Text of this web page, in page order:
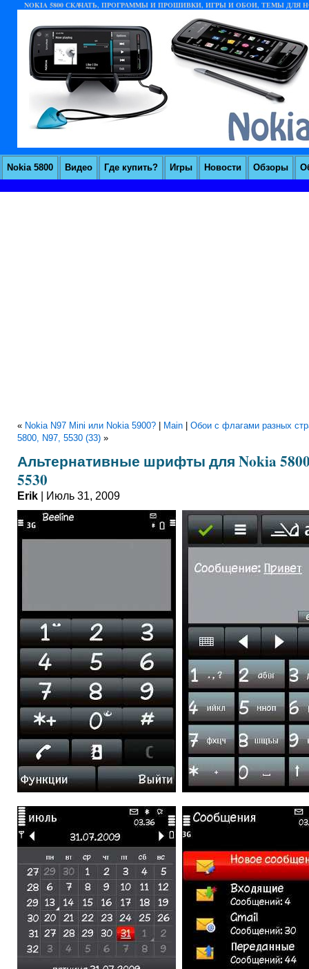
NOKIA 5800 СКАЧАТЬ, ПРОГРАММЫ И ПРОШИВКИ, ИГРЫ И ОБОИ, ТЕМЫ ДЛЯ
Nokia 5800 Видео Где купить? Игры Новости Обзоры
« Nokia N97 Mini или Nokia 5900? Main
Обои с флагами разных
5800, N97, 5530 (33) »
Альтернативные шрифты для Nokia
5530
Erik | Июль 31, 2009